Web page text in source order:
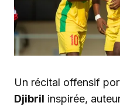
Un récital offensif
Djibril inspirée,